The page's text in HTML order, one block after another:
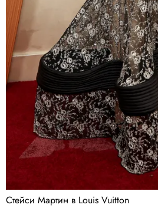
Стейси Мартин в Louis Vuitton